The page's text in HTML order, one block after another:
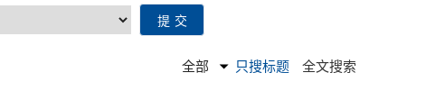
全部 只搜标题 全文搜索